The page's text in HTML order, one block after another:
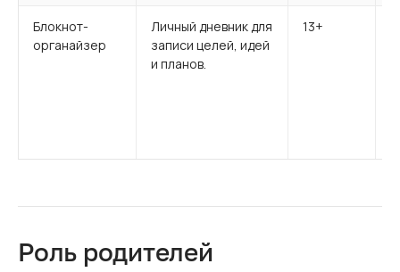
Блокнот-
органайзер
Личный дневник для
записи целей, идей
и планов.
13+
Роль родителей